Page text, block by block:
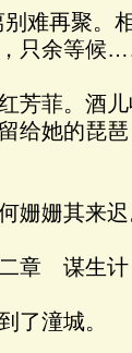
难再聚。
只余等候
芳菲。酒儿
给她的琵
姗姗其来迟
生计
了潼城。